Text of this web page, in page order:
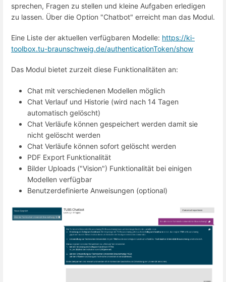
sprechen, Fragen zu stellen und kleine Aufgaben erledigen
zu lassen. Über die Option "Chatbot" erreicht man das Modul.
Eine Liste der aktuellen verfügbaren Modelle: https://ki-
toolbox.tu-braunschweig.de/authenticationToken/show
Das Modul bietet zurzeit diese Funktionalitäten an:
Chat mit verschiedenen Modellen möglich
Chat Verlauf und Historie (wird nach 14 Tagen
automatisch gelöscht)
Chat Verläufe können gespeichert werden damit sie
nicht gelöscht werden
Chat Verläufe können sofort gelöscht werden
PDF Export Funktionalität
Bilder Uploads ("Vision") Funktionalität bei einigen
Modellen verfügbar
Benutzerdefinierte Anweisungen (optional)